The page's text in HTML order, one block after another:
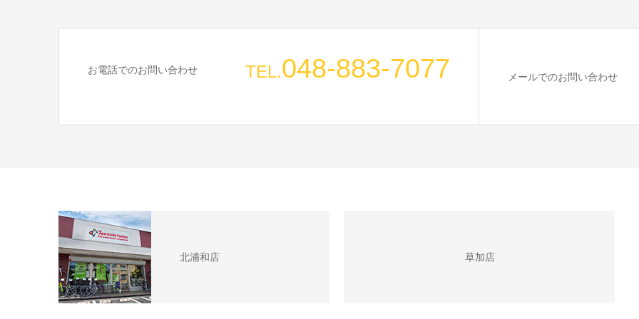
お電話でのお問い合わせ TEL.048-883-7077 メールでのお問い合わせ
北浦和店 草加店